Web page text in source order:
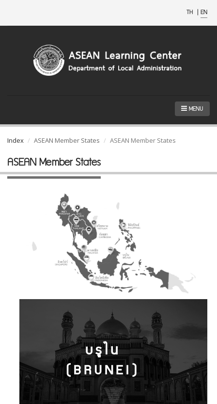
TH | EN
MENU
Index ASEAN Member States ASEAN Member States
ASEAN Member States
บรูไน
(BRUNEI)